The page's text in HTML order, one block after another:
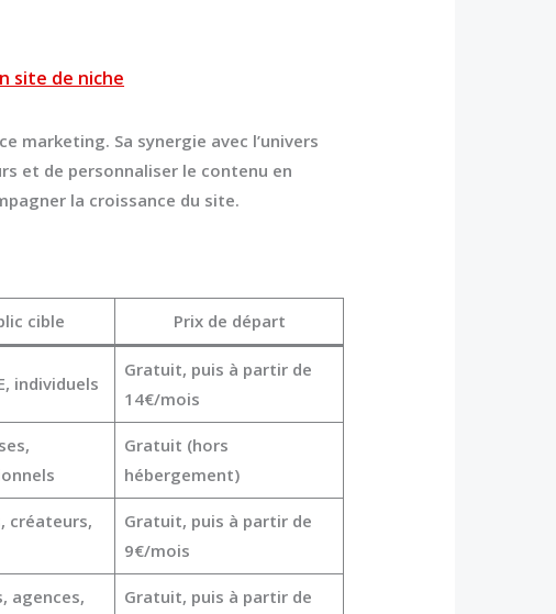
site de niche
marketing. Sa synergie avec l’univers
et de personnaliser le contenu en
la croissance du site.
cible Prix de départ
individuels
Gratuit, puis à partir de
14€/mois
Gratuit (hors
hébergement)
créateurs,
Gratuit, puis à partir de
9€/mois
agences,
Gratuit, puis à partir de